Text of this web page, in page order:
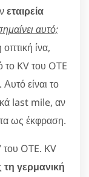
εταιρεία
αυτό;
ίνα,
το KV του OTE
. Αυτό είναι το
last mile, αν
ως έκφραση.
του OTE. KV
τη γερμανική